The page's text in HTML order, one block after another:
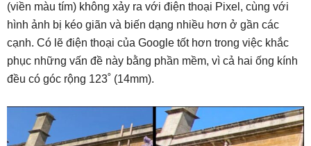
(viền màu tím) không xảy ra với điện thoại Pixel, cùng với
hình ảnh bị kéo giãn và biến dạng nhiều hơn ở gần các
cạnh. Có lẽ điện thoại của Google tốt hơn trong việc khắc
phục những vấn đề này bằng phần mềm, vì cả hai ống kính
đều có góc rộng 123˚ (14mm).